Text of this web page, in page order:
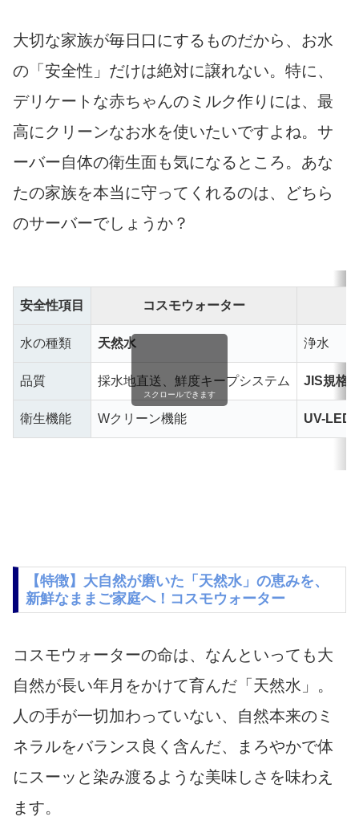
大切な家族が毎日口にするものだから、お水
の「安全性」だけは絶対に譲れない。特に、
デリケートな赤ちゃんのミルク作りには、最
高にクリーンなお水を使いたいですよね。サ
ーバー自体の衛生面も気になるところ。あな
たの家族を本当に守ってくれるのは、どちら
のサーバーでしょうか？
安全性項目 コスモウォーター
水の種類 天然水 浄水
品質 採水地直送、鮮度キープシステム JIS規格
衛生機能 Wクリーン機能 UV-LED
スクロールできます
【特徴】大自然が磨いた「天然水」の恵みを、
新鮮なままご家庭へ！コスモウォーター
コスモウォーターの命は、なんといっても大
自然が長い年月をかけて育んだ「天然水」。
人の手が一切加わっていない、自然本来のミ
ネラルをバランス良く含んだ、まろやかで体
にスーッと染み渡るような美味しさを味わえ
ます。